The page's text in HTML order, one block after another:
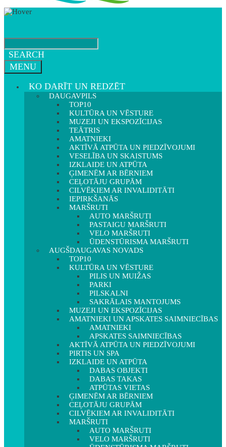
SEARCH
MENU
KO DARĪT UN REDZĒT
DAUGAVPILS
TOP10
KULTŪRA UN VĒSTURE
MUZEJI UN EKSPOZĪCIJAS
TEĀTRIS
AMATNIEKI
AKTĪVĀ ATPŪTA UN PIEDZĪVOJUMI
VESELĪBA UN SKAISTUMS
IZKLAIDE UN ATPŪTA
ĢIMENĒM AR BĒRNIEM
CEĻOTĀJU GRUPĀM
CILVĒKIEM AR INVALIDITĀTI
IEPIRKŠANĀS
MARŠRUTI
AUTO MARŠRUTI
PASTAIGU MARŠRUTI
VELO MARŠRUTI
ŪDENSTŪRISMA MARŠRUTI
AUGŠDAUGAVAS NOVADS
TOP10
KULTŪRA UN VĒSTURE
PILIS UN MUIŽAS
PARKI
PILSKALNI
SAKRĀLAIS MANTOJUMS
MUZEJI UN EKSPOZĪCIJAS
AMATNIEKI UN APSKATES SAIMNIECĪBAS
AMATNIEKI
APSKATES SAIMNIECĪBAS
AKTĪVĀ ATPŪTA UN PIEDZĪVOJUMI
PIRTIS UN SPA
IZKLAIDE UN ATPŪTA
DABAS OBJEKTI
DABAS TAKAS
ATPŪTAS VIETAS
ĢIMENĒM AR BĒRNIEM
CEĻOTĀJU GRUPĀM
CILVĒKIEM AR INVALIDITĀTI
MARŠRUTI
AUTO MARŠRUTI
VELO MARŠRUTI